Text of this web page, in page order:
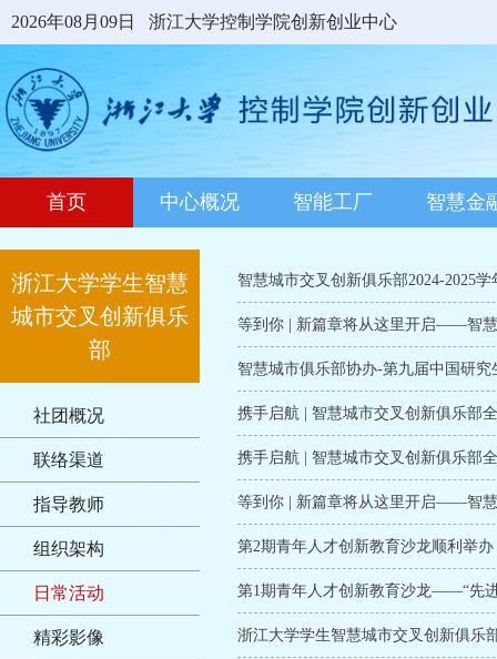
2026年08月09日 浙江大学控制学院创新创业中心
首页 中心概况 智能工厂 智慧金
浙江大学学生智慧
城市交叉创新俱乐
部
社团概况
联络渠道
指导教师
组织架构
日常活动
精彩影像
智慧城市交叉创新俱乐部2024-2025
等到你 | 新篇章将从这里开启――智慧
携手启航 | 智慧城市交叉创新俱乐部
携手启航 | 智慧城市交叉创新俱乐部
等到你 | 新篇章将从这里开启――智慧
第2期青年人才创新教育沙龙顺利举办
第1期青年人才创新教育沙龙――“先
浙江大学学生智慧城市交叉创新俱乐